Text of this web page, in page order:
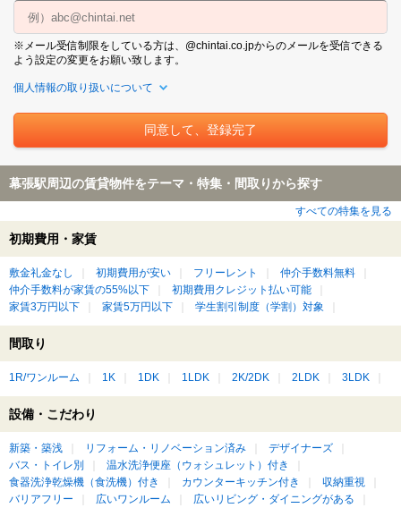
※メール受信制限をしている方は、@chintai.co.jpからのメールを受信できる
よう設定の変更をお願い致します。
個人情報の取り扱いについて
幕張駅周辺の賃貸物件をテーマ・特集・間取りから探す
すべての特集を見る
初期費用・家賃
敷金礼金なし 初期費用が安い フリーレント
仲介手数料無料
仲介手数料が家賃の55%以下
初期費用クレジット払い可能
家賃3万円以下
家賃5万円以下 学生割引制度（学割）対象
間取り
1R/ワンルーム 1K 1DK 1LDK 2K/2DK 2LDK 3LDK
設備・こだわり
新築・築浅 リフォーム・リノベーション済み
デザイナーズ
バス・トイレ別
温水洗浄便座（ウォシュレット）付き
食器洗浄乾燥機（食洗機）付き
カウンターキッチン付き
収納重視
バリアフリー
広いワンルーム
広いリビング・ダイニングがある